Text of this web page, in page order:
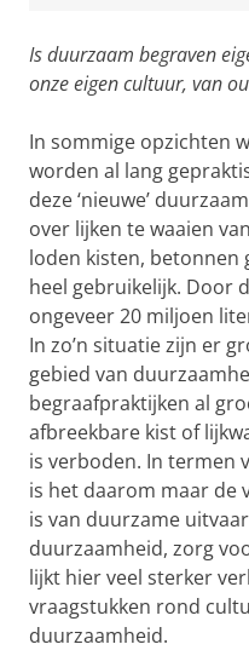
Is duurzaam begraven
onze eigen cultuur, van
In sommige opzichten
worden al lang
deze ‘nieuwe’
over lijken te waaien
loden kisten, betonnen
heel gebruikelijk. Door
ongeveer 20 miljoen
In zo’n situatie zijn er
gebied van
begraafpraktijken al
afbreekbare kist of
is verboden. In termen
is het daarom maar de
is van duurzame
duurzaamheid, zorg
lijkt hier veel sterker
vraagstukken rond
duurzaamheid.